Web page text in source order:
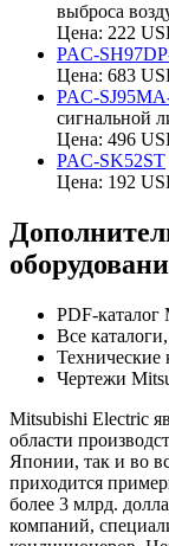
выброса
Цена: 222
PAC-
Цена: 683
PAC-
сигнальной
Цена: 496
PAC-SK52ST
Цена: 192
PDF-каталог
Все
Технические
Чертежи
Mitsubishi Electric
области
Японии, так и во
приходится
более 3 млрд.
компаний,